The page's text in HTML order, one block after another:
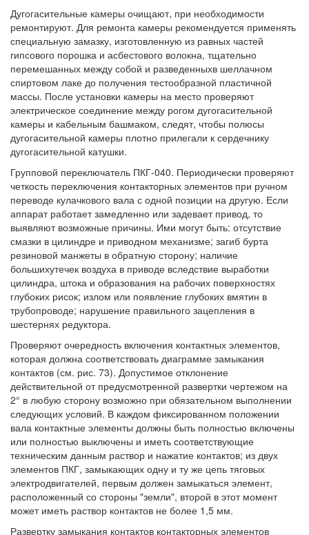
Дугогасительные камеры очищают, при необходимости
ремонтируют. Для ремонта камеры рекомендуется применять
специальную замазку, изготовленную из равных частей
гипсового порошка и асбестового волокна, тщательно
перемешанных между собой и разведенныхв шеллачном
спиртовом лаке до получения тестообразной пластичной
массы. После установки камеры на место проверяют
электрическое соединение между рогом дугогасительной
камеры и кабельным башмаком, следят, чтобы полюсы
дугогасительной камеры плотно прилегали к сердечнику
дугогасительной катушки.
Групповой переключатель ПКГ-040. Периодически проверяют
четкость переключения контакторных элементов при ручном
переводе кулачкового вала с одной позиции на другую. Если
аппарат работает замедленно или задевает привод, то
выявляют возможные причины. Ими могут быть: отсутствие
смазки в цилиндре и приводном механизме; загиб бурта
резиновой манжеты в обратную сторону; наличие
большихутечек воздуха в приводе вследствие выработки
цилиндра, штока и образования на рабочих поверхностях
глубоких рисок; излом или появление глубоких вмятин в
трубопроводе; нарушение правильного зацепления в
шестернях редуктора.
Проверяют очередность включения контактных элементов,
которая должна соответствовать диаграмме замыкания
контактов (см. рис. 73). Допустимое отклонение
действительной от предусмотренной развертки чертежом на
2° в любую сторону возможно при обязательном выполнении
следующих условий. В каждом фиксированном положении
вала контактные элементы должны быть полностью включены
или полностью выключены и иметь соответствующие
техническим данным раствор и нажатие контактов; из двух
элементов ПКГ, замыкающих одну и ту же цепь тяговых
электродвигателей, первым должен замыкаться элемент,
расположенный со стороны "земли", второй в этот момент
может иметь раствор контактов не более 1,5 мм.
Развертку замыкания контактов контакторных элементов